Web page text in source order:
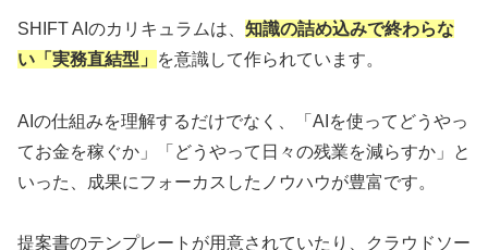
SHIFT AIのカリキュラムは、 知識の詰め込みで終わらな
い「実務直結型」
を意識して作られています。
AIの仕組みを理解するだけでなく、「AIを使ってどうやっ
てお金を稼ぐか」「どうやって日々の残業を減らすか」と
いった、成果にフォーカスしたノウハウが豊富です。
提案書のテンプレートが用意されていたり、クラウドソー